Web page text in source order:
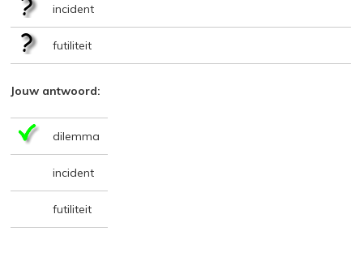
incident
futiliteit
Jouw antwoord:
dilemma
incident
futiliteit